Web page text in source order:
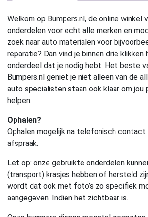
Welkom op Bumpers.nl, de online winkel
onderdelen voor echt alle merken en
zoek naar auto materialen voor
reparatie? Dan vind je binnen drie
onderdeel dat je nodig hebt. Het beste
Bumpers.nl geniet je niet alleen van de
auto specialisten staan ook klaar om jou
helpen.
Ophalen?
Ophalen mogelijk na telefonisch contact
afspraak.
Let op: onze gebruikte onderdelen
(transport) krasjes hebben of hersteld
wordt dat ook met foto’s zo specifiek
aangegeven. Indien het zichtbaar is.